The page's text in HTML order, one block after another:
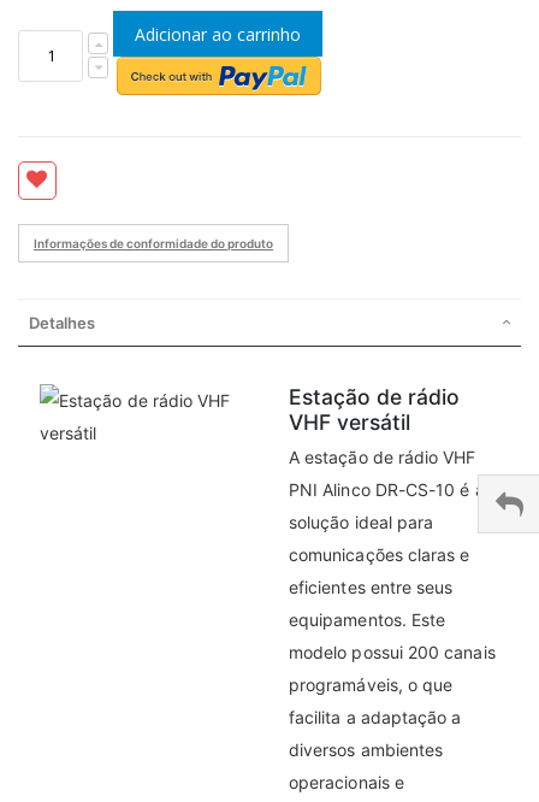
Adicionar ao carrinho
Informações de conformidade do produto
Detalhes
Estação de rádio
VHF versátil
A estação de rádio VHF
PNI Alinco DR-CS-10 é a
solução ideal para
comunicações claras e
eficientes entre seus
equipamentos. Este
modelo possui 200 canais
programáveis, o que
facilita a adaptação a
diversos ambientes
operacionais e